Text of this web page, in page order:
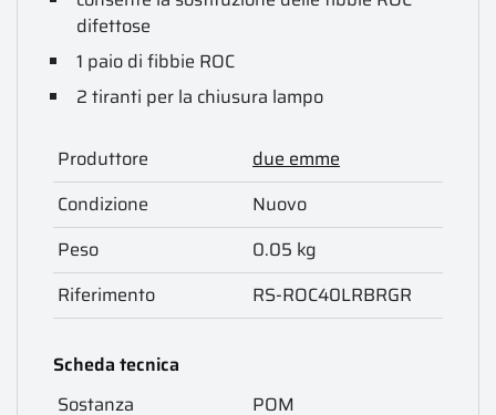
difettose
1 paio di fibbie ROC
2 tiranti per la chiusura lampo
Produttore
due emme
Condizione
Nuovo
Peso
0.05 kg
Riferimento
RS-ROC40LRBRGR
Scheda tecnica
Sostanza
POM